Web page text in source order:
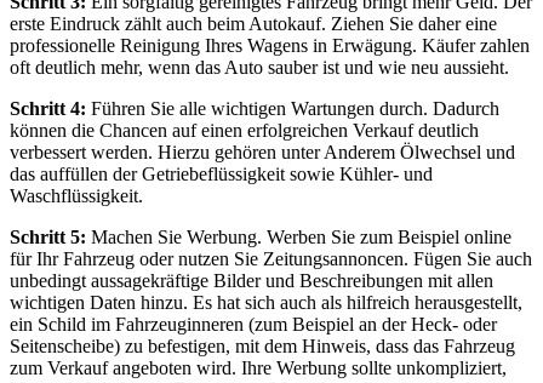
erste Eindruck zählt auch beim Autokauf. Ziehen Sie daher eine
professionelle Reinigung Ihres Wagens in Erwägung. Käufer zahlen
oft deutlich mehr, wenn das Auto sauber ist und wie neu aussieht.
Schritt 4: Führen Sie alle wichtigen Wartungen durch. Dadurch
können die Chancen auf einen erfolgreichen Verkauf deutlich
verbessert werden. Hierzu gehören unter Anderem Ölwechsel und
das auffüllen der Getriebeflüssigkeit sowie Kühler- und
Waschflüssigkeit.
Schritt 5: Machen Sie Werbung. Werben Sie zum Beispiel online
für Ihr Fahrzeug oder nutzen Sie Zeitungsannoncen. Fügen Sie auch
unbedingt aussagekräftige Bilder und Beschreibungen mit allen
wichtigen Daten hinzu. Es hat sich auch als hilfreich herausgestellt,
ein Schild im Fahrzeuginneren (zum Beispiel an der Heck- oder
Seitenscheibe) zu befestigen, mit dem Hinweis, dass das Fahrzeug
zum Verkauf angeboten wird. Ihre Werbung sollte unkompliziert,